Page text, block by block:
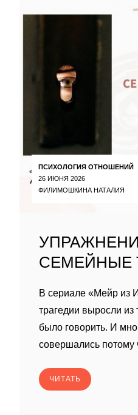
ПСИХОЛОГИЯ ОТНОШЕНИЙ
26 ИЮНЯ 2026
ФИЛИМОШКИНА НАТАЛИЯ
СЕМЕЙНЫЕ
В сериале «Мейр из
трагедии выросли из
было говорить. И
совершались потому
ЧИТАТЬ